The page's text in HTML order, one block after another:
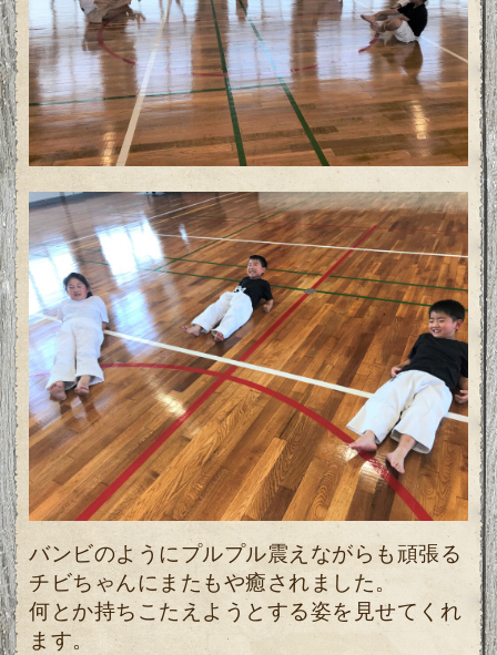
バンビのようにプルプル震えながらも頑張る
チビちゃんにまたもや癒されました。
何とか持ちこたえようとする姿を見せてくれ
ます。